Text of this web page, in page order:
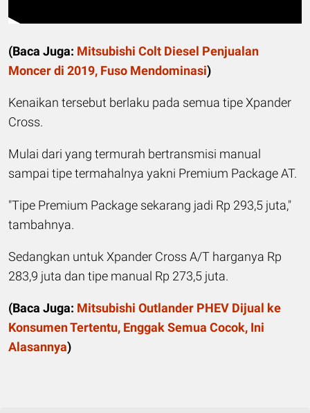
(Baca Juga: Mitsubishi Colt Diesel Penjualan
Moncer di 2019, Fuso Mendominasi)
Kenaikan tersebut berlaku pada semua tipe Xpander
Cross.
Mulai dari yang termurah bertransmisi manual
sampai tipe termahalnya yakni Premium Package AT.
"Tipe Premium Package sekarang jadi Rp 293,5 juta,"
tambahnya.
Sedangkan untuk Xpander Cross A/T harganya Rp
283,9 juta dan tipe manual Rp 273,5 juta.
(Baca Juga: Mitsubishi Outlander PHEV Dijual ke
Konsumen Tertentu, Enggak Semua Cocok, Ini
Alasannya)